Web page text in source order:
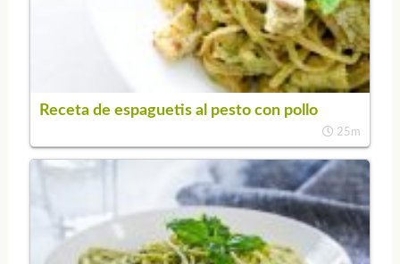
Receta de espaguetis al pesto con pollo
25m